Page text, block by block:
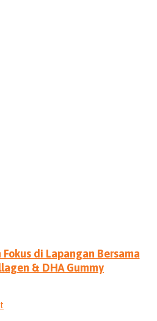
di Lapangan Bersama
& DHA Gummy